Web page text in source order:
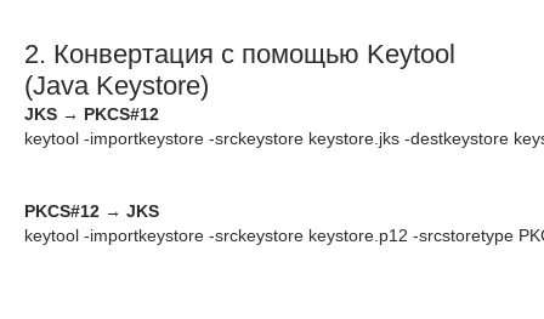
2. Конвертация с помощью Keytool
(Java Keystore)
JKS → PKCS#12
keytool -importkeystore -srckeystore keystore.jks -destkeystore
PKCS#12 → JKS
keytool -importkeystore -srckeystore keystore.p12 -srcstoretype